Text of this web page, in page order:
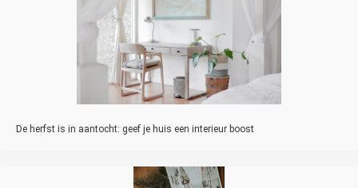
De herfst is in aantocht: geef je huis een interieur boost